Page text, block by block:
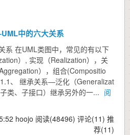
中的六大关系
系 在UML类图中，常见的有以下
）, 实现（Realization），关
），组合(Compositio
、 继承关系—泛化（Generalizat
类、子接口）继承另外的一... 阅
hoojo 阅读(48496) 评论(11) 推
荐(11)